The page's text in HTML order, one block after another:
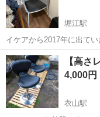
堀江駅
イケアから2017年に出ていた廃
さい。布面に数ヶ所シミ
い。シミ汚れ価格です。手入れして
とができます。 サイズが...
愛媛 松山市 堀江駅
【高さ
4,000円
衣山駅